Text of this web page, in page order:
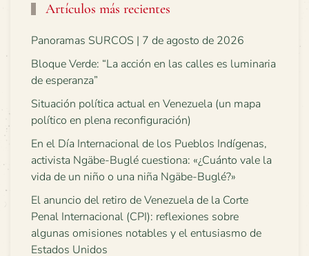
Artículos más recientes
Panoramas SURCOS | 7 de agosto de 2026
Bloque Verde: “La acción en las calles es luminaria
de esperanza”
Situación política actual en Venezuela (un mapa
político en plena reconfiguración)
En el Día Internacional de los Pueblos Indígenas,
activista Ngäbe-Buglé cuestiona: «¿Cuánto vale la
vida de un niño o una niña Ngäbe-Buglé?»
El anuncio del retiro de Venezuela de la Corte
Penal Internacional (CPI): reflexiones sobre
algunas omisiones notables y el entusiasmo de
Estados Unidos